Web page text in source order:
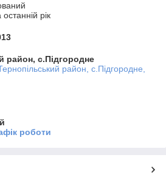
рік
район, с.Підгородне
район, с.Підгородне,
роботи